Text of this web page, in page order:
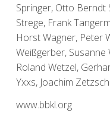
Springer, Otto Berndt
Strege, Frank
Horst Wagner, Peter
Weißgerber, Susanne
Roland Wetzel,
Yxxs, Joachim
www.bbkl.org